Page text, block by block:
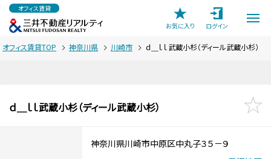
オフィス賃貸
お気に入り
ログイン
オフィス賃貸TOP 神奈川県 川崎市 ｄ＿ｌｌ武蔵小杉（ディール武蔵小杉）
ｄ＿ｌｌ武蔵小杉（ディール武蔵小杉）
神奈川県川崎市中原区中丸子３５－９